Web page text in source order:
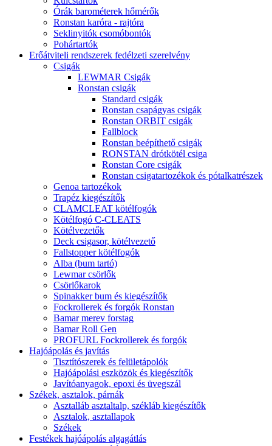
Órák barométerek hőmérők
Ronstan karóra - rajtóra
Seklinyitók csomóbontók
Pohártartók
Erőátviteli rendszerek fedélzeti szerelvény
Csigák
LEWMAR Csigák
Ronstan csigák
Standard csigák
Ronstan csapágyas csigák
Ronstan ORBIT csigák
Fallblock
Ronstan beépíthető csigák
RONSTAN drótkötél csiga
Ronstan Core csigák
Ronstan csigatartozékok és pótalkatrészek
Genoa tartozékok
Trapéz kiegészítők
CLAMCLEAT kötélfogók
Kötélfogó C-CLEATS
Kötélvezetők
Deck csigasor, kötélvezető
Fallstopper kötélfogók
Alba (bum tartó)
Lewmar csörlők
Csörlőkarok
Spinakker bum és kiegészítők
Fockrollerek és forgók Ronstan
Bamar merev forstag
Bamar Roll Gen
PROFURL Fockrollerek és forgók
Hajóápolás és javítás
Tisztítószerek és felületápolók
Hajóápolási eszközök és kiegészítők
Javítóanyagok, epoxi és üvegszál
Székek, asztalok, párnák
Asztalláb asztaltalp, székláb kiegészítők
Asztalok, asztallapok
Székek
Festékek hajóápolás algagátlás